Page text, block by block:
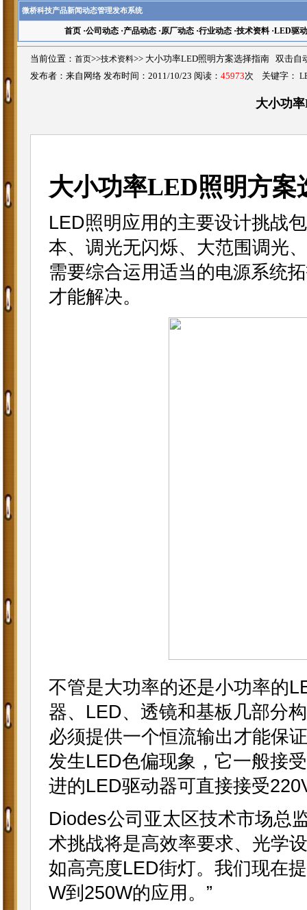
微桥科技产品新闻动态管理发布系统
首页·公司动态·产品动态·原厂动态·行业动态·技术资料·LED驱动
当前位置： 首页>>技术资料>> 大小功率LED照明方案选择指南 双击自
发布者：来自网络 发布时间：2011/10/23 阅读： 45973次 关键字：
大小功
大小功率LED照明方案
LED照明应用的主要设计挑战
本、调光无闪烁、大范围调光
需要综合运用适当的电源系统
才能解决。
不管是大功率的还是小功率的
器、LED、透镜和基板几部分
必须提供一个恒流输出才能保
发生LED色偏现象，它一般接
进的LED驱动器可直接接受
Diodes公司亚太区技术市场总
术挑战将是高效率要求、光学
如高亮度LED街灯。我们现在
W到250W的应用。”